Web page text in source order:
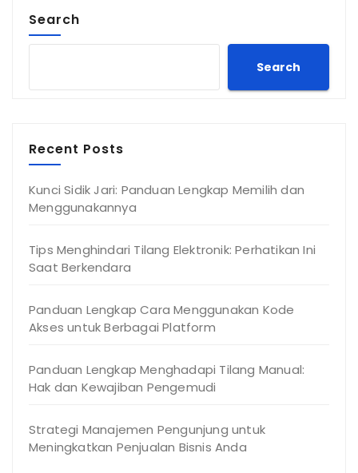
Search
Search
Recent Posts
Kunci Sidik Jari: Panduan Lengkap Memilih dan
Menggunakannya
Tips Menghindari Tilang Elektronik: Perhatikan Ini
Saat Berkendara
Panduan Lengkap Cara Menggunakan Kode
Akses untuk Berbagai Platform
Panduan Lengkap Menghadapi Tilang Manual:
Hak dan Kewajiban Pengemudi
Strategi Manajemen Pengunjung untuk
Meningkatkan Penjualan Bisnis Anda